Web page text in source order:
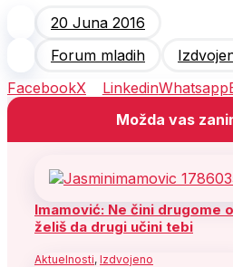
20 Juna 2016
Forum mladih
FacebookX LinkedinWhatsapp
Možda vas
Imamović: Ne čini drugome
želiš da drugi učini tebi
Aktuelnosti, Izdvojeno